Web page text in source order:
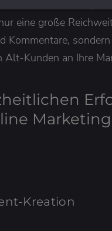
Sie durch
eine große
Kommentare,
Alt-Kunden an Ihre
Marketing
Kreation